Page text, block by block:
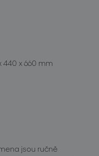
440 x 660 mm
jsou ručně